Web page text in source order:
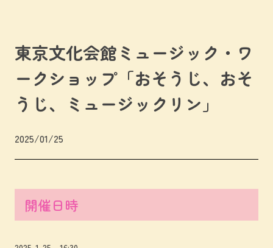
東京文化会館ミュージック・ワ
ークショップ「おそうじ、おそ
うじ、ミュージックリン」
2025/01/25
開催日時